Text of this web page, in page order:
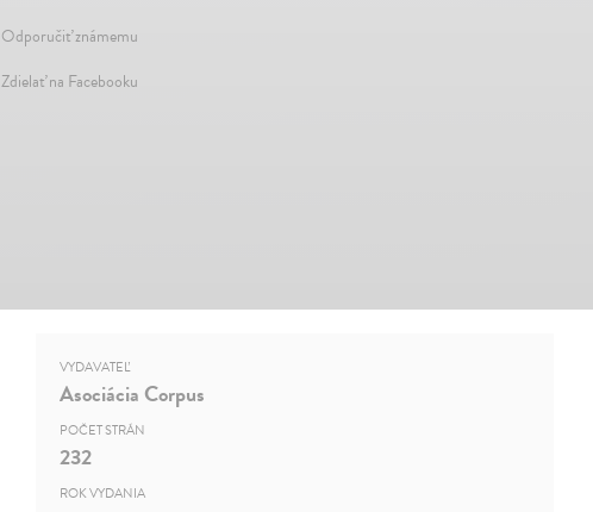
Odporučiť známemu
Zdielať na Facebooku
VYDAVATEĽ
Asociácia Corpus
POČET STRÁN
232
ROK VYDANIA